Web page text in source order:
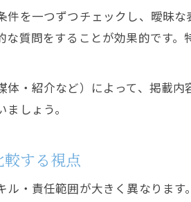
を一つずつチェックし、曖昧
質問をすることが効果的です
・紹介など）によって、掲載
しょう。
する視点
・責任範囲が大きく異なりま